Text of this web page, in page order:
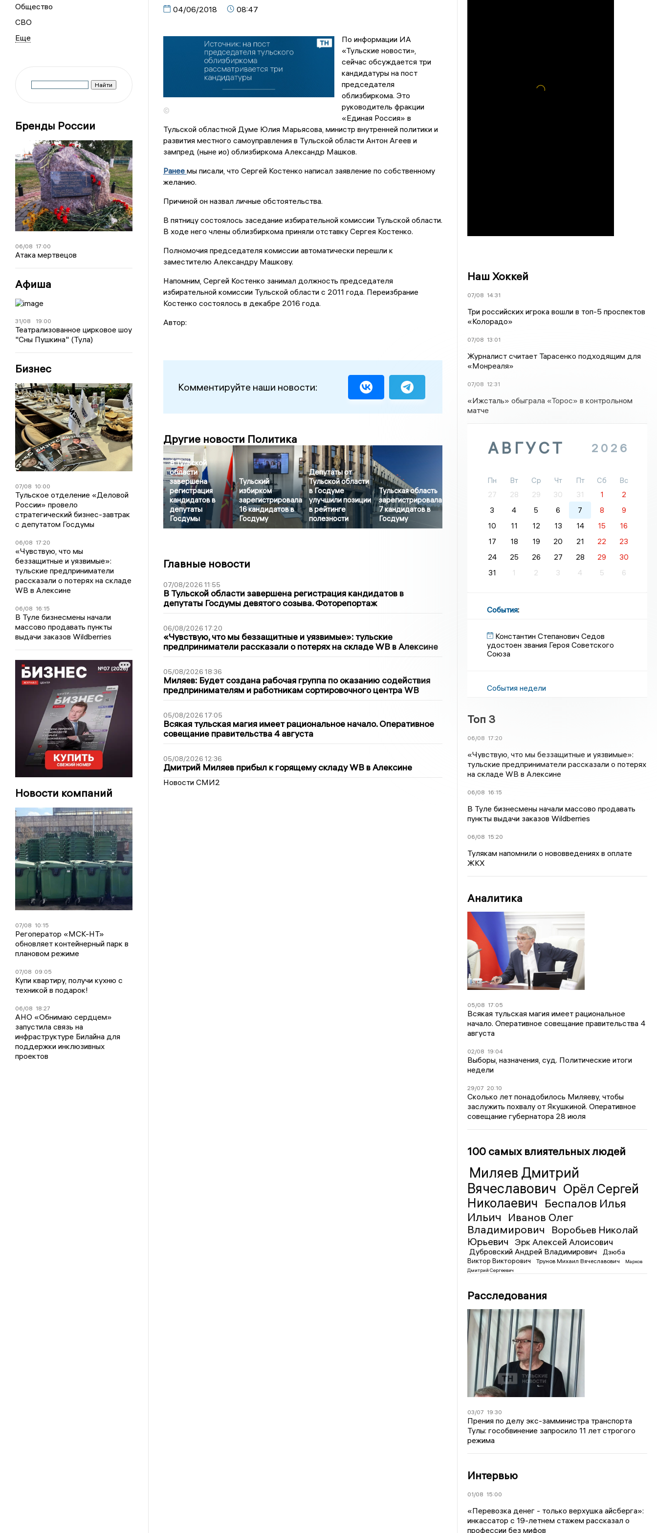
Общество
СВО
Бренды России
06/08 17:00
Атака мертвецов
Афиша
31/08 19:00
Театрализованное цирковое шоу
"Сны Пушкина" (Тула)
Бизнес
07/08 10:00
Тульское отделение «Деловой
России» провело
стратегический бизнес-завтрак
с депутатом Госдумы
06/08 17:20
«Чувствую, что мы
беззащитные и уязвимые»:
тульские предприниматели
рассказали о потерях на складе
WB в Алексине
06/08 16:15
В Туле бизнесмены начали
массово продавать пункты
выдачи заказов Wildberries
Новости компаний
07/08 10:15
Регоператор «МСК-НТ»
обновляет контейнерный парк в
плановом режиме
07/08 09:05
Купи квартиру, получи кухню с
техникой в подарок!
06/08 18:27
АНО «Обнимаю сердцем»
запустила связь на
инфраструктуре Билайна для
поддержки инклюзивных
проектов
04/06/2018 08:47
©
По информации ИА
«Тульские новости»,
сейчас обсуждается три
кандидатуры на пост
председателя
облизбиркома. Это
руководитель фракции
«Единая Россия» в
Тульской областной Думе Юлия Марьясова, министр внутренней политики и
развития местного самоуправления в Тульской области Антон Агеев и
зампред (ныне ио) облизбиркома Александр Машков.
Ранее мы писали, что Сергей Костенко написал заявление по собственному
желанию.
Причиной он назвал личные обстоятельства.
В пятницу состоялось заседание избирательной комиссии Тульской области.
В ходе него члены облизбиркома приняли отставку Сергея Костенко.
Полномочия председателя комиссии автоматически перешли к
заместителю Александру Машкову.
Напомним, Сергей Костенко занимал должность председателя
избирательной комиссии Тульской области с 2011 года. Переизбрание
Костенко состоялось в декабре 2016 года.
Автор:
Комментируйте наши новости:
Другие новости Политика
В Тульской
области
завершена
регистрация
кандидатов в
депутаты
Госдумы
Тульский
избирком
зарегистрировала
16 кандидатов в
Госдуму
Депутаты от
Тульской области
в Госдуме
улучшили позиции
в рейтинге
полезности
Тульская область
зарегистрировала
7 кандидатов в
Госдуму
Главные новости
07/08/2026 11:55
В Тульской области завершена регистрация кандидатов в
депутаты Госдумы девятого созыва. Фоторепортаж
06/08/2026 17:20
«Чувствую, что мы беззащитные и уязвимые»: тульские
предприниматели рассказали о потерях на складе WB в Алексине
05/08/2026 18:36
Миляев: Будет создана рабочая группа по оказанию содействия
предпринимателям и работникам сортировочного центра WB
05/08/2026 17:05
Всякая тульская магия имеет рациональное начало. Оперативное
совещание правительства 4 августа
05/08/2026 12:36
Дмитрий Миляев прибыл к горящему складу WB в Алексине
Новости СМИ2
Наш Хоккей
07/08 14:31
Три российских игрока вошли в топ-5 проспектов
«Колорадо»
07/08 13:01
Журналист считает Тарасенко подходящим для
«Монреаля»
07/08 12:31
«Ижсталь» обыграла «Торос» в контрольном
матче
АВГУСТ 2026
Пн Вт Ср Чт Пт Сб
Вс
27
28 29 30 31 1
2
3
4 5 6 7 8
9
10
11 12 13 14 15
16
17
18 19 20 21 22
23
24
25 26 27 28 29
30
31
1 2 3 4 5 6
События:
Константин Степанович Седов
удостоен звания Героя Советского
Союза
События недели
Топ 3
06/08 17:20
«Чувствую, что мы беззащитные и уязвимые»:
тульские предприниматели рассказали о потерях
на складе WB в Алексине
06/08 16:15
В Туле бизнесмены начали массово продавать
пункты выдачи заказов Wildberries
06/08 15:20
Тулякам напомнили о нововведениях в оплате
ЖКХ
Аналитика
05/08 17:05
Всякая тульская магия имеет рациональное
начало. Оперативное совещание правительства 4
августа
02/08 19:04
Выборы, назначения, суд. Политические итоги
недели
29/07 20:10
Сколько лет понадобилось Миляеву, чтобы
заслужить похвалу от Якушкиной. Оперативное
совещание губернатора 28 июля
100 самых влиятельных людей
Миляев Дмитрий
Вячеславович Орёл Сергей
Николаевич Беспалов Илья
Ильич
Иванов Олег
Владимирович
Воробьев Николай
Юрьевич
Эрк Алексей Алоисович
Дубровский Андрей Владимирович
Дзюба
Виктор Викторович
Трунов Михаил Вячеславович
Марков
Дмитрий Сергеевич
Расследования
03/07 19:30
Прения по делу экс-замминистра транспорта
Тулы: гособвинение запросило 11 лет строгого
режима
Интервью
01/08 15:00
«Перевозка денег - только верхушка айсберга»:
инкассатор с 19-летнем стажем рассказал о
профессии без мифов